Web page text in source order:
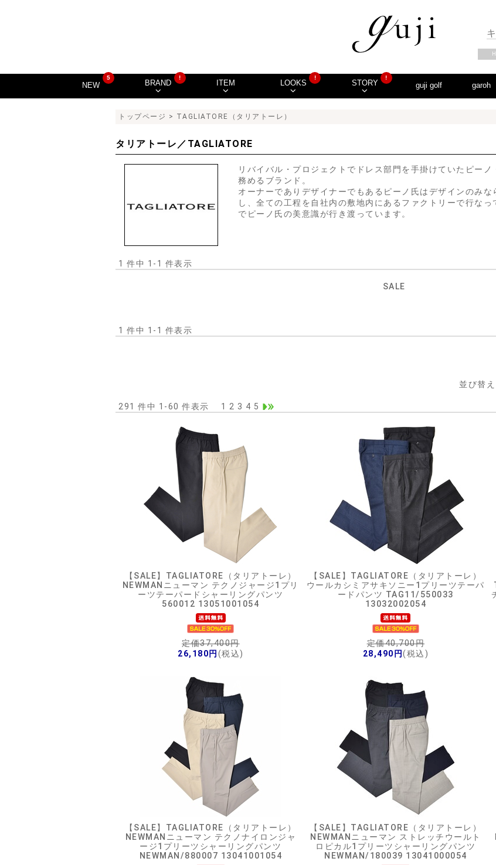
NEW
5
BRAND
!
ITEM LOOKS
!
STORY
!
guji golf garoh
トップページ > TAGLIATORE（タリアトーレ）
タリアトーレ／TAGLIATORE
リバイバル・プロジェクトでドレス部門を手掛けていたピー
務めるブランド。
オーナーでありデザイナーでもあるピーノ氏はデザインのみ
し、全ての工程を自社内の敷地内にあるファクトリーで行な
でピーノ氏の美意識が行き渡っています。
1 件中 1-1 件表示
SALE
1 件中 1-1 件表示
並び替え
291 件中 1-60 件表示 1 2 3 4 5
【SALE】 TAGLIATORE（タリアトーレ）
NEWMANニューマン テクノジャージ1プリ
ーツテーパードシャーリングパンツ
560012 13051001054
定価37,400円
26,180円 (税込)
【SALE】 TAGLIATORE（タリアトーレ）
ウールカシミアサキソニー1プリーツテーパ
ードパンツ TAG11/550033
13032002054
定価40,700円
28,490円(税込)
【SALE】 TAGLIATORE（タリアトーレ）
NEWMANニューマン テクノナイロンジャ
ージ1プリーツシャーリングパンツ
NEWMAN/880007 13041001054
【SALE】 TAGLIATORE（タリアトーレ）
NEWMANニューマン ストレッチウールト
ロピカル1プリーツシャーリングパンツ
NEWMAN/180039 13041000054